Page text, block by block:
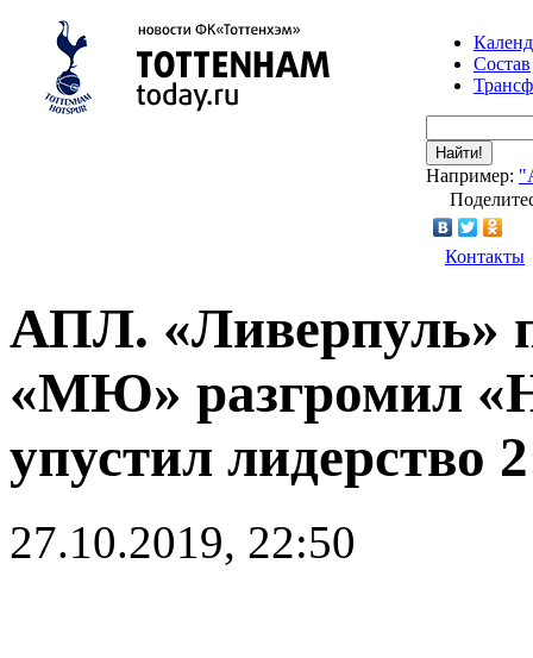
Состав
Найти!
Например:
Контакты
АПЛ. «Ливерпуль»
«МЮ» разгромил
упустил лидерство
27.10.2019, 22:50